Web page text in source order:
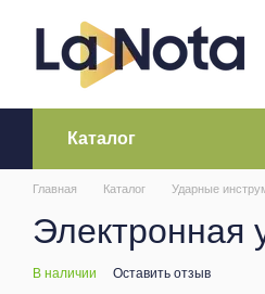
Каталог
Главная Каталог Ударные
Электронная
В наличии Оставить отзыв